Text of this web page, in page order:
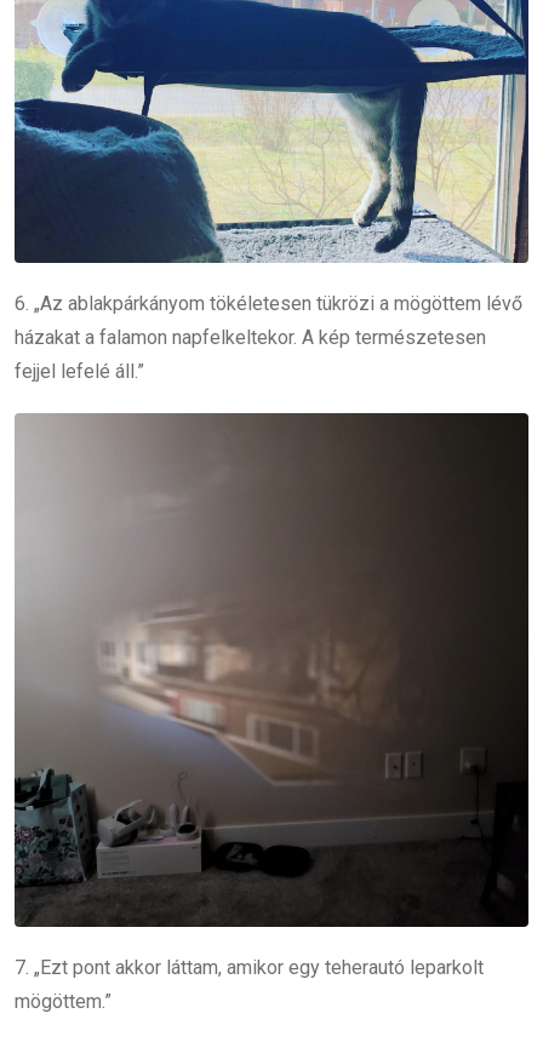
6. „Az ablakpárkányom tökéletesen tükrözi a mögöttem lévő
házakat a falamon napfelkeltekor. A kép természetesen
fejjel lefelé áll.”
7. „Ezt pont akkor láttam, amikor egy teherautó leparkolt
mögöttem.”